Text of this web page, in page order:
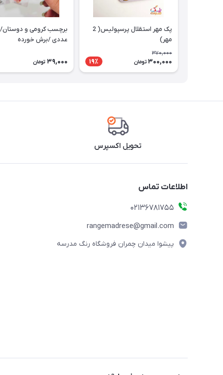
پک مهر استقلال پرسپولیس( 2
مهر)
370,000
300,000 تومان 19٪
عددی /برش خورده
39,000 تومان
تحویل اکسپرس
اطلاعات تماس
02136781755
rangemadrese@gmail.com
پیشوا میدان چمران فروشگاه رنگ مدرسه